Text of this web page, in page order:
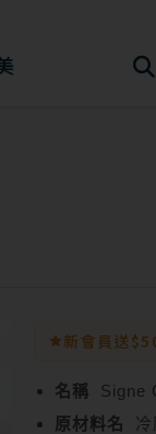
新會員送
名稱 Signe
原材料名
冷